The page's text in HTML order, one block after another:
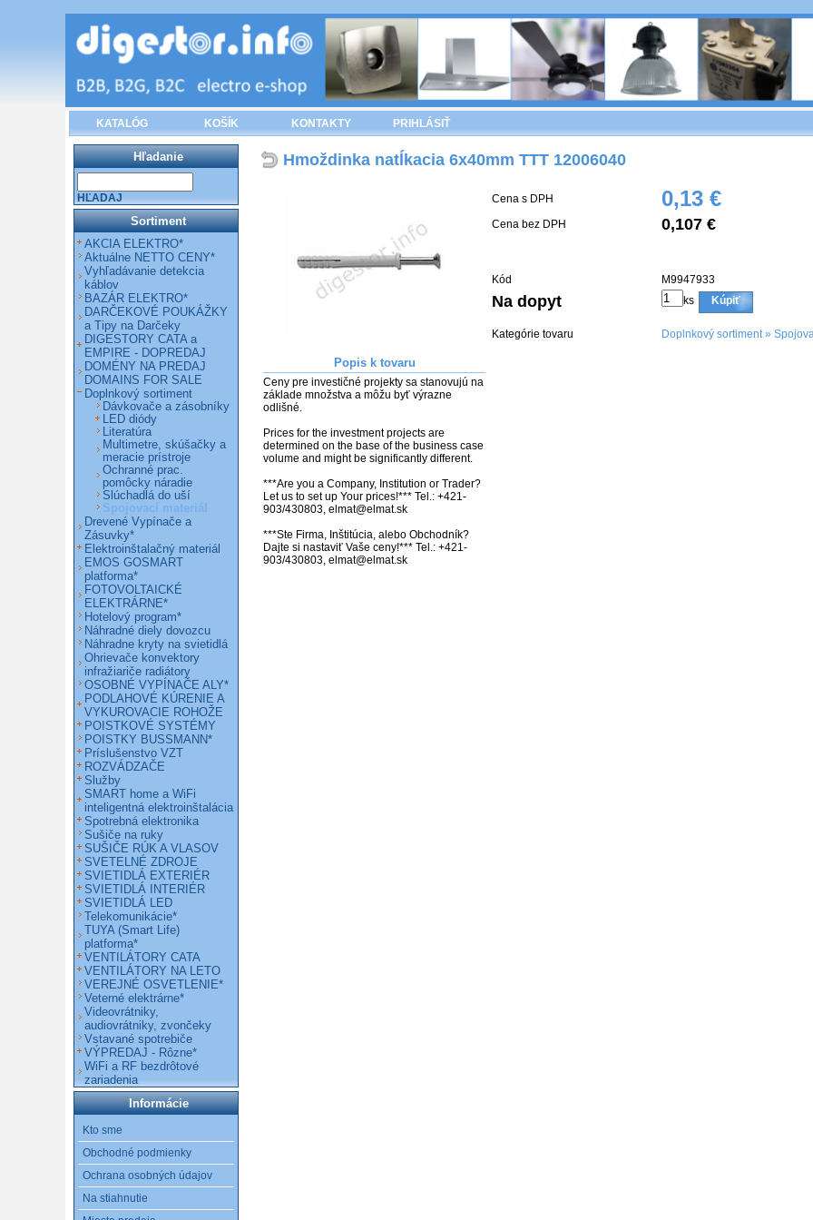
KATALÓG KOŠÍK KONTAKTY PRIHLÁSIŤ
Hmoždinka natĺkacia 6x40mm TTT 12006040
Cena s DPH 0,13 €
Cena bez DPH 0,107 €
Kód M9947933
Na dopyt ks Kúpiť
Kategórie tovaru Doplnkový sortiment»
Popis k tovaru
Ceny pre investičné projekty sa stanovujú na
základe množstva a môžu byť výrazne
odlišné.
Prices for the investment projects are
determined on the base of the business case
volume and might be significantly different.
***Are you a Company, Institution or Trader?
Let us to set up Your prices!*** Tel.: +421-
903/430803, elmat@elmat.sk
***Ste Firma, Inštitúcia, alebo Obchodník?
Dajte si nastaviť Vaše ceny!*** Tel.: +421-
903/430803, elmat@elmat.sk
Hľadanie
HĽADAJ
Sortiment
AKCIA ELEKTRO*
Aktuálne NETTO CENY*
Vyhľadávanie detekcia
káblov
BAZÁR ELEKTRO*
DARČEKOVÉ POUKÁŽKY
a Tipy na Darčeky
DIGESTORY CATA a
EMPIRE - DOPREDAJ
DOMÉNY NA PREDAJ
DOMAINS FOR SALE
Doplnkový sortiment
Dávkovače a zásobníky
LED diódy
Literatúra
Multimetre, skúšačky a
meracie prístroje
Ochranné prac.
pomôcky náradie
Slúchadlá do uší
Spojovací materiál
Drevené Vypínače a
Zásuvky*
Elektroinštalačný materiál
EMOS GOSMART
platforma*
FOTOVOLTAICKÉ
ELEKTRÁRNE*
Hotelový program*
Náhradné diely dovozcu
Náhradne kryty na svietidlá
Ohrievače konvektory
infražiariče radiátory
OSOBNÉ VYPÍNAČE ALY*
PODLAHOVÉ KÚRENIE A
VYKUROVACIE ROHOŽE
POISTKOVÉ SYSTÉMY
POISTKY BUSSMANN*
Príslušenstvo VZT
ROZVÁDZAČE
Služby
SMART home a WiFi
inteligentná elektroinštalácia
Spotrebná elektronika
Sušiče na ruky
SUŠIČE RÚK A VLASOV
SVETELNÉ ZDROJE
SVIETIDLÁ EXTERIÉR
SVIETIDLÁ INTERIÉR
SVIETIDLÁ LED
Telekomunikácie*
TUYA (Smart Life)
platforma*
VENTILÁTORY CATA
VENTILÁTORY NA LETO
VEREJNÉ OSVETLENIE*
Veterné elektrárne*
Videovrátniky,
audiovrátniky, zvončeky
Vstavané spotrebiče
VÝPREDAJ - Rôzne*
WiFi a RF bezdrôtové
zariadenia
Informácie
Kto sme
Obchodné podmienky
Ochrana osobných údajov
Na stiahnutie